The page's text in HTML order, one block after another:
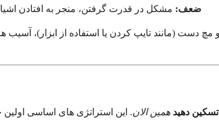
ضعف: مشکل در قدرت گرفتن، منجر به افتادن
دست (مانند تایپ کردن یا استفاده از ابزار)، آسیب
تسکین دهید همین الان. این استراتژی های اساسی